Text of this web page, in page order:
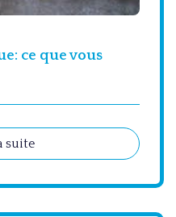
ce que vous
suite